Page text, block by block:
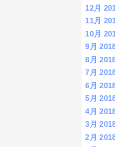
12月
11月
10月
9月
8月
7月
6月
5月
4月
3月
2月